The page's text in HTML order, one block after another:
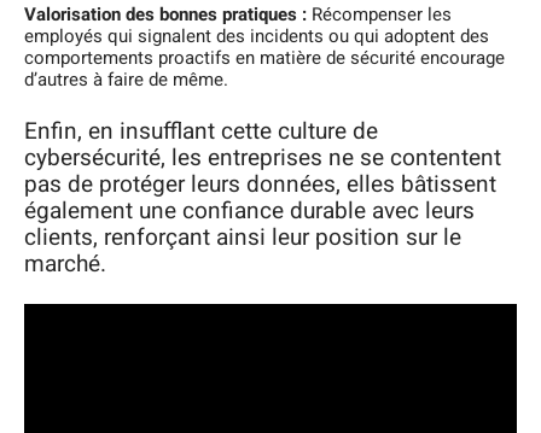
Valorisation des bonnes pratiques : Récompenser les
employés qui signalent des incidents ou qui adoptent des
comportements proactifs en matière de sécurité encourage
d’autres à faire de même.
Enfin, en insufflant cette culture de
cybersécurité, les entreprises ne se contentent
pas de protéger leurs données, elles bâtissent
également une confiance durable avec leurs
clients, renforçant ainsi leur position sur le
marché.